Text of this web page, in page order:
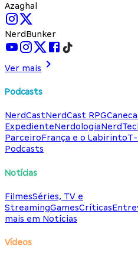
Azaghal
NerdBunker
Ver mais
Podcasts
NerdCastNerdCast RPG
ExpedienteNerdologia
ParceiroFrança e o Labirinto
Podcasts
Notícias
FilmesSéries, TV e
StreamingGamesCríticas
mais em Notícias
Vídeos